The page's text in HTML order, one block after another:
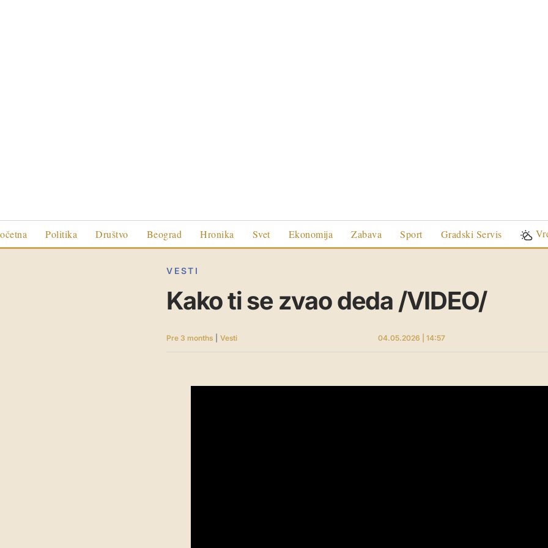
Politika Društvo Beograd Hronika Svet Ekonomija Zabava Sport Gradski Servis
VESTI
Kako ti se zvao deda /VIDEO/
Pre 3 months Vesti 04.05.2026 | 14:57